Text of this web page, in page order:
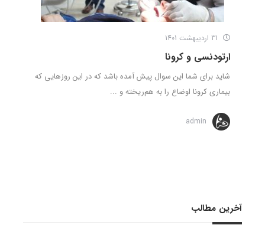
ارتودنسی و کرونا
شاید برای شما این سوال پیش آمده باشد که در این روزهایی که
بیماری کرونا اوضاع را به هم‌ریخته و ...
admin
آخرین مطالب